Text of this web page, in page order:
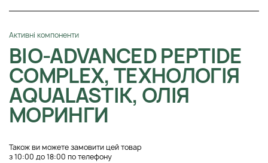
Активні компоненти
BIO-ADVANCED PEPTIDE
COMPLEX, ТЕХНОЛОГІЯ
АQUALASTIK, ОЛІЯ
МОРИНГИ
Також ви можете замовити цей товар
з 10:00 до 18:00 по телефону